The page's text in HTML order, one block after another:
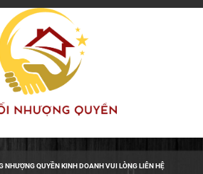
NHƯỢNG QUYỀN KINH DOANH VUI LÒNG LIÊN HỆ